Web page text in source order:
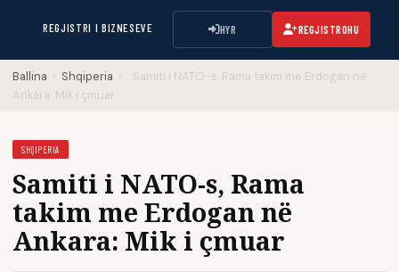
REGJISTRI I BIZNESEVE HYR REGJISTROHU
Ballina › Shqiperia ›
Samiti i NATO-s, Rama takim me Erdogan në
Ankara: Mik i çmuar
SHQIPERIA
Samiti i NATO-s, Rama
takim me Erdogan në
Ankara: Mik i çmuar